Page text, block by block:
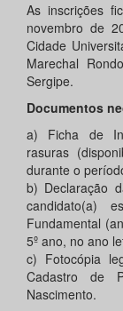
As inscrições
novembro de
Cidade
Marechal
Sergipe.
Documentos
a) Ficha de
rasuras
durante o
b) Declaração
candidato(a)
Fundamental
5º ano, no ano
c) Fotocópia
Cadastro de
Nascimento.